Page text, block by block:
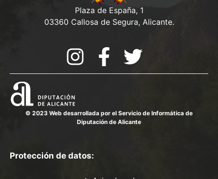
Plaza de España, 1
03360 Callosa de Segura, Alicante.
© 2023 Web desarrollada por el Servicio de Informática de
Diputación de Alicante
Protección de datos: